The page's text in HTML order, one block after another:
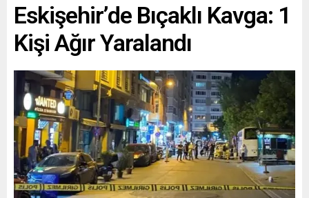
Eskişehir’de Bıçaklı Kavga: 1
Kişi Ağır Yaralandı